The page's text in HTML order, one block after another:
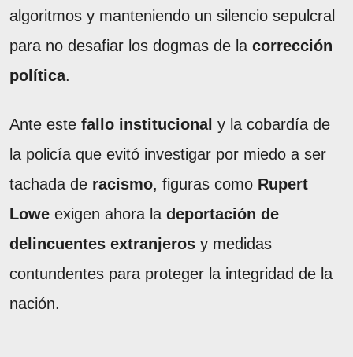
algoritmos y manteniendo un silencio sepulcral
para no desafiar los dogmas de la corrección
política.
Ante este fallo institucional y la cobardía de
la policía que evitó investigar por miedo a ser
tachada de racismo, figuras como Rupert
Lowe exigen ahora la deportación de
delincuentes extranjeros y medidas
contundentes para proteger la integridad de la
nación.